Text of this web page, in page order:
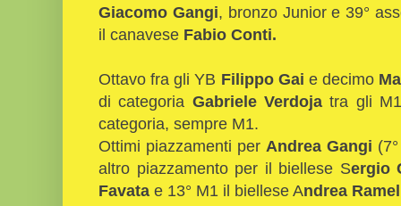
Giacomo Gangi, bronzo Junior e 39°
il canavese Fabio Conti.
Ottavo fra gli YB Filippo Gai e decimo
di categoria Gabriele Verdoja tra gli
categoria, sempre M1.
Ottimi piazzamenti per Andrea Gangi
altro piazzamento per il biellese Sergio
Favata e 13° M1 il biellese Andrea